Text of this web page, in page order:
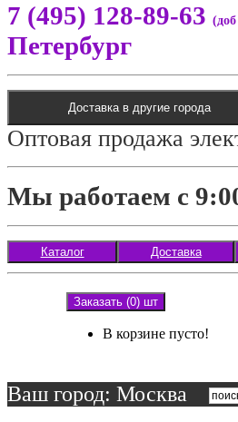
7 (495) 128-89-63
Петербург
Доставка в другие города
Оптовая продажа
Мы работаем с
Каталог Доставка
Заказать (0) шт
В корзине пусто!
Ваш город: Москва